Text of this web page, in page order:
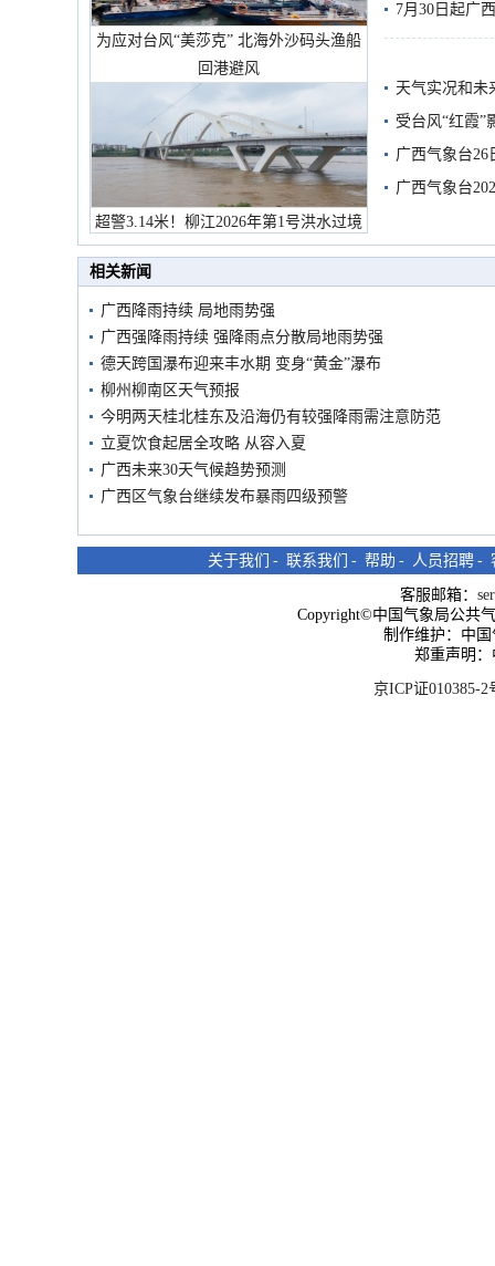
为应对台风“美莎克” 北海外沙码头渔船
回港避风
超警3.14米！柳江2026年第1号洪水过境
市民在堤岸见证汛况
7月30日起广
天气实况和未
受台风“红霞”
有较强降雨
广西气象台26
广西气象台
相关新闻
广西降雨持续 局地雨势强
广西强降雨持续 强降雨点分散局地雨势强
德天跨国瀑布迎来丰水期 变身“黄金”瀑布
柳州柳南区天气预报
今明两天桂北桂东及沿海仍有较强降雨需注意防范
立夏饮食起居全攻略 从容入夏
广西未来30天气候趋势预测
广西区气象台继续发布暴雨四级预警
关于我们 - 联系我们 - 帮助 - 人员招聘 -
客服邮箱：
Copyright©中国气象局公共
制作维护：中
郑重声明
京ICP证010385-2